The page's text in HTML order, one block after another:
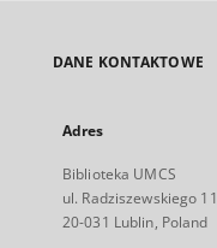
DANE KONTAKTOWE
Adres
Biblioteka UMCS
ul. Radziszewskiego 11
20-031 Lublin, Poland